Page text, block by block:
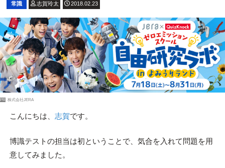
常識 志賀玲太 2018.02.23
PR 株式会社JERA
こんにちは、 志賀です。
博識テストの担当は初ということで、気合を入れて問題を用
意してみました。